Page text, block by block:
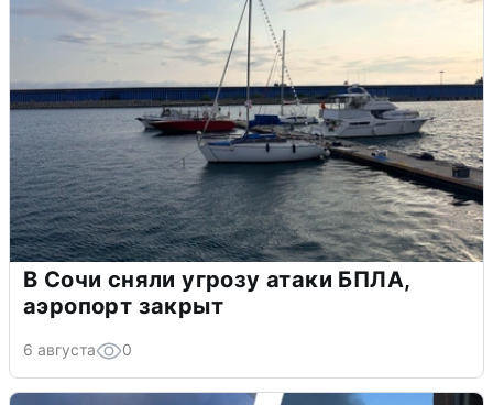
В Сочи сняли угрозу атаки БПЛА,
аэропорт закрыт
6 августа 0